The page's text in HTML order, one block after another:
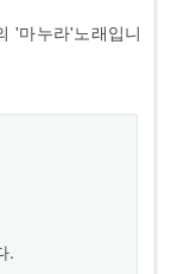
'마누라'노래입니
.